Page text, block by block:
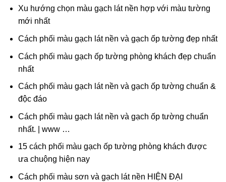
Xu hướng chọn màu gạch lát nền hợp với màu tường
mới nhất
Cách phối màu gạch lát nền và gạch ốp tường đẹp nhất
Cách phối màu gạch ốp tường phòng khách đẹp chuẩn
nhất
Cách phối màu gạch lát nền và gạch ốp tường chuẩn &
độc đáo
Cách phối màu gạch lát nền và gạch ốp tường chuẩn
nhất. | www …
15 cách phối màu gạch ốp tường phòng khách được
ưa chuộng hiện nay
Cách phối màu sơn và gạch lát nền HIỆN ĐẠI